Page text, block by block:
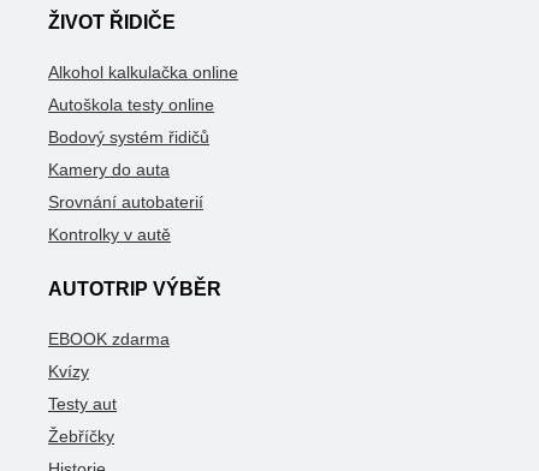
ŽIVOT ŘIDIČE
Alkohol kalkulačka online
Autoškola testy online
Bodový systém řidičů
Kamery do auta
Srovnání autobaterií
Kontrolky v autě
AUTOTRIP VÝBĚR
EBOOK zdarma
Kvízy
Testy aut
Žebříčky